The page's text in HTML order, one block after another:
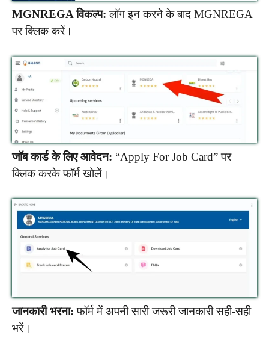
MGNREGA विकल्प: लॉग इन करने के बाद MGNREGA
पर क्लिक करें।
जॉब कार्ड के लिए आवेदन: “Apply For Job Card” पर
क्लिक करके फॉर्म खोलें।
जानकारी भरना: फॉर्म में अपनी सारी जरूरी जानकारी सही-सही
भरें।